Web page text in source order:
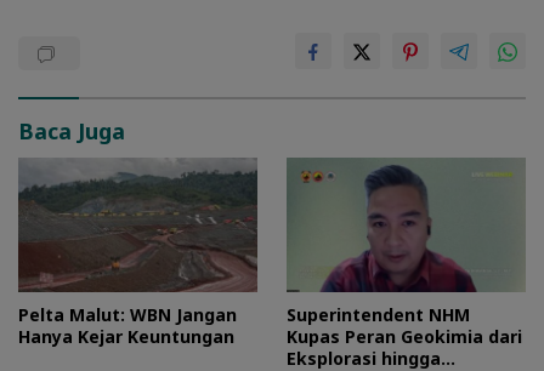
Baca Juga
Pelta Malut: WBN Jangan
Hanya Kejar Keuntungan
Superintendent NHM
Kupas Peran Geokimia dari
Eksplorasi hingga